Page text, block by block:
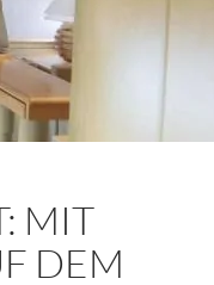
MIT
DEM